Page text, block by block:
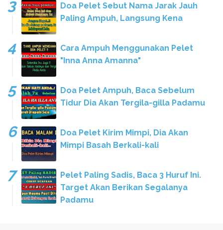
Doa Pelet Sebut Nama Jarak Jauh
Paling Ampuh, Langsung Kena
Cara Ampuh Menggunakan Pelet
"Inna Anna Amanna"
Doa Pelet Ampuh, Baca Sebelum
Tidur Dia Akan Tergila-gilla Padamu
Doa Pelet Kirim Mimpi, Dia Akan
Mimpi Basah Berkali-kali
Pelet Paling Sadis, Baca 3 Huruf Ini.
Target Akan Berikan Segalanya
Padamu